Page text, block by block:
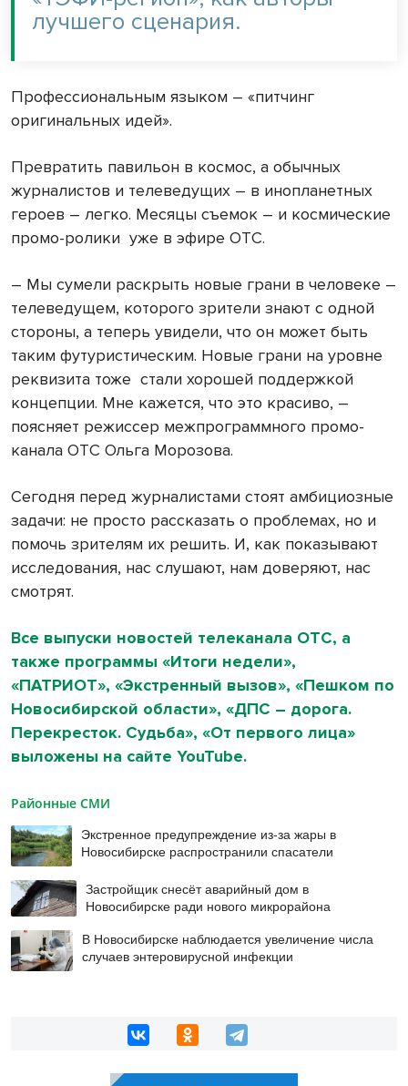
лучшего сценария.
Профессиональным языком – «питчинг
оригинальных идей».
Превратить павильон в космос, а обычных
журналистов и телеведущих – в инопланетных
героев – легко. Месяцы съемок – и космические
промо-ролики уже в эфире ОТС.
– Мы сумели раскрыть новые грани в человеке –
телеведущем, которого зрители знают с одной
стороны, а теперь увидели, что он может быть
таким футуристическим. Новые грани на уровне
реквизита тоже стали хорошей поддержкой
концепции. Мне кажется, что это красиво, –
поясняет режиссер межпрограммного промо-
канала ОТС Ольга Морозова.
Сегодня перед журналистами стоят амбициозные
задачи: не просто рассказать о проблемах, но и
помочь зрителям их решить. И, как показывают
исследования, нас слушают, нам доверяют, нас
смотрят.
Все выпуски новостей телеканала ОТС, а
также программы «Итоги недели»,
«ПАТРИОТ», «Экстренный вызов», «Пешком по
Новосибирской области», «ДПС – дорога.
Перекресток. Судьба», «От первого лица»
выложены на сайте YouTube.
Районные СМИ
Экстренное предупреждение из-за жары в
Новосибирске распространили спасатели
Застройщик снесёт аварийный дом в
Новосибирске ради нового микрорайона
В Новосибирске наблюдается увеличение числа
случаев энтеровирусной инфекции